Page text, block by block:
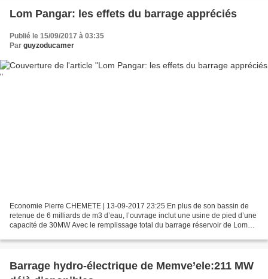
Lom Pangar: les effets du barrage appréciés
Publié le 15/09/2017 à 03:35
Par guyzoducamer
Economie Pierre CHEMETE | 13-09-2017 23:25 En plus de son bassin de
retenue de 6 milliards de m3 d’eau, l’ouvrage inclut une usine de pied d’une
capacité de 30MW Avec le remplissage total du barrage réservoir de Lom
Barrage hydro-électrique de Memve’ele:211 MW